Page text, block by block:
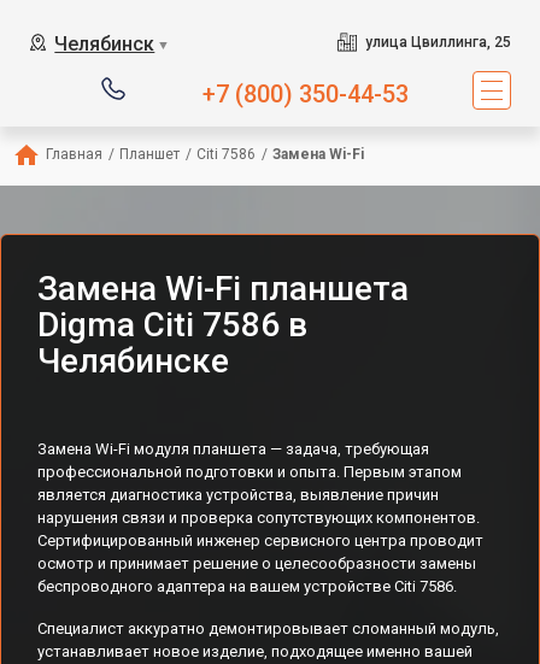
Челябинск ▼ улица Цвиллинга, 25
+7 (800) 350-44-53
Главная / Планшет / Citi 7586 / Замена Wi-Fi
Замена Wi-Fi планшета
Digma Citi 7586 в
Челябинске
Замена Wi-Fi модуля планшета — задача, требующая
профессиональной подготовки и опыта. Первым этапом
является диагностика устройства, выявление причин
нарушения связи и проверка сопутствующих компонентов.
Сертифицированный инженер сервисного центра проводит
осмотр и принимает решение о целесообразности замены
беспроводного адаптера на вашем устройстве Citi 7586.
Специалист аккуратно демонтировывает сломанный модуль,
устанавливает новое изделие, подходящее именно вашей